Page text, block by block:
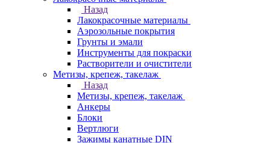
Назад
Лакокрасочные материалы
Аэрозольные покрытия
Грунты и эмали
Инструменты для покраски
Растворители и очистители
Метизы, крепеж, такелаж
Назад
Метизы, крепеж, такелаж
Анкеры
Блоки
Вертлюги
Зажимы канатные DIN